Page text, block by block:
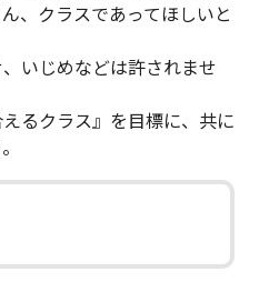
、クラスであってほしいと
いじめなどは許されませ
るクラス』を目標に、共に